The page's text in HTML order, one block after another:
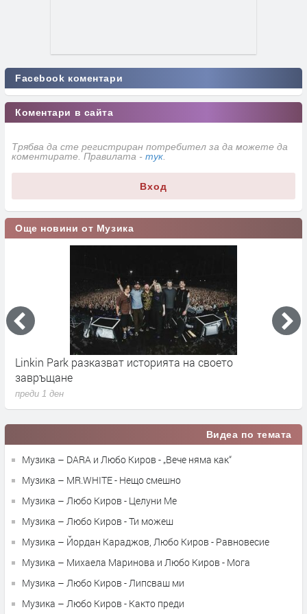
Facebook коментари
Коментари в сайта
Трябва да сте регистриран потребител за да можете да
коментирате. Правилата - тук
Вход
Още новини от Музика
Linkin Park разказват историята на своето
завръщане
преди 1 ден
Видеа по темата
Музика – DARA и Любо Киров - „Вече няма как“
Музика – MR.WHITE - Нещо смешно
Музика – Любо Киров - Целуни Ме
Музика – Любо Киров - Ти можеш
Музика – Йордан Караджов, Любо Киров - Равновесие
Музика – Михаела Маринова и Любо Киров - Мога
Музика – Любо Киров - Липсваш ми
Музика – Любо Киров - Както преди